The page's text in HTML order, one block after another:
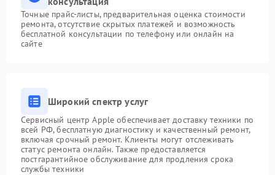
Точные прайс-листы, предварительная оценка стоимости
ремонта, отсутствие скрытых платежей и возможность
бесплатной консультации по телефону или онлайн на
сайте
Широкий спектр услуг
Сервисный центр Apple обеспечивает доставку техники по
всей РФ, бесплатную диагностику и качественный ремонт,
включая срочный ремонт. Клиенты могут отслеживать
статус ремонта онлайн. Также предоставляется
постгарантийное обслуживание для продления срока
службы техники